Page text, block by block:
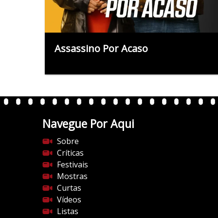
Assassino Por Acaso
Navegue Por Aqui
Sobre
Críticas
Festivais
Mostras
Curtas
Vídeos
Listas